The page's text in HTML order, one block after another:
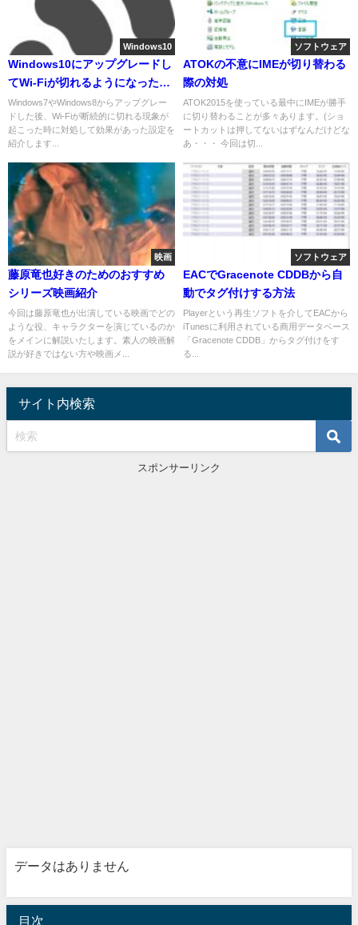
Windows10
Windows10にアップグレードし
てWi-Fiが切れるようになった時
の対処
Windows7やWindows8からアップグレー
ドした後、Wi-Fiが断続的に切れる現象が
起こった時に対処して効果があった設定を
紹介します...
ソフトウェア
ATOKの不意にIMEが切り替わる
際の対処
ATOK2015を使っている最中にIMEが勝手
に切り替わることが多々あります。(ショ
ートカットは押してないはずなんだけどな
あ・・・ 今回は切...
映画
藤原竜也好きのためのおすすめ
シリーズ映画紹介
今回は藤原竜也が出演している映画でどの
ような役、キャラクターを演じているのか
をメインに解説いたします。素人の映画解
説が好きではない方や映画メ...
ソフトウェア
EACでGracenote CDDBから自
動でタグ付けする方法
Playerという再生ソフトを介してEACから
iTunesに利用されている商用データベース
「Gracenote CDDB」からタグ付けをす
る...
サイト内検索
スポンサーリンク
データはありません
目次